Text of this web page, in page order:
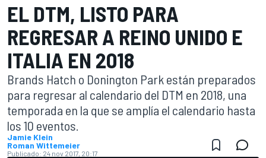
EL DTM, LISTO PARA
REGRESAR A REINO UNIDO E
ITALIA EN 2018
Brands Hatch o Donington Park están preparados
para regresar al calendario del DTM en 2018, una
temporada en la que se amplía el calendario hasta
los 10 eventos.
Jamie Klein
Roman Wittemeier
Publicado: 24 nov 2017, 20:17